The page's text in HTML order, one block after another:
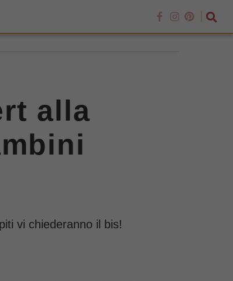
alla
vi chiederanno il bis!